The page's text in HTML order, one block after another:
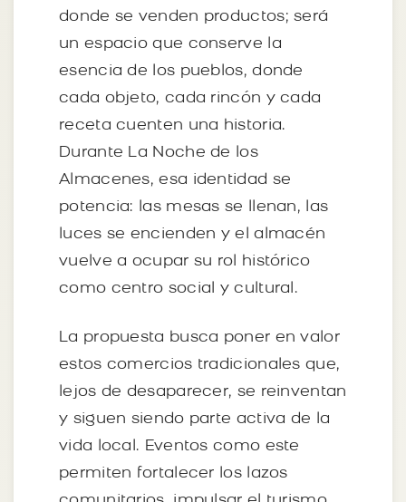
donde se venden productos; será
un espacio que conserve la
esencia de los pueblos, donde
cada objeto, cada rincón y cada
receta cuenten una historia.
Durante La Noche de los
Almacenes, esa identidad se
potencia: las mesas se llenan, las
luces se encienden y el almacén
vuelve a ocupar su rol histórico
como centro social y cultural.
La propuesta busca poner en valor
estos comercios tradicionales que,
lejos de desaparecer, se reinventan
y siguen siendo parte activa de la
vida local. Eventos como este
permiten fortalecer los lazos